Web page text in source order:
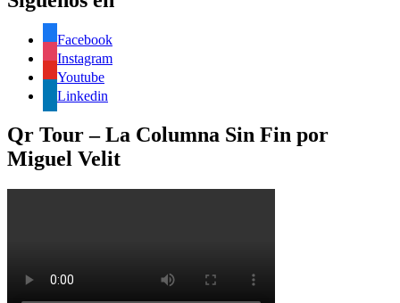
Facebook
Instagram
Youtube
Linkedin
Qr Tour – La Columna Sin Fin por
Miguel Velit